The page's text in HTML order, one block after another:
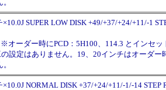
×10.0J SUPER LOW DISK +49/+37/+24/+11/-1
ーダー時にPCD：5H100、114.3 とインセッ
設定はありません。19、20インチはオーダー
×10.0J NORMAL DISK +37/+24/+11/-1/-14